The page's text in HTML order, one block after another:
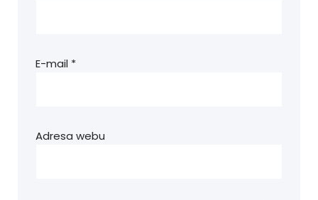
E-mail *
Adresa webu